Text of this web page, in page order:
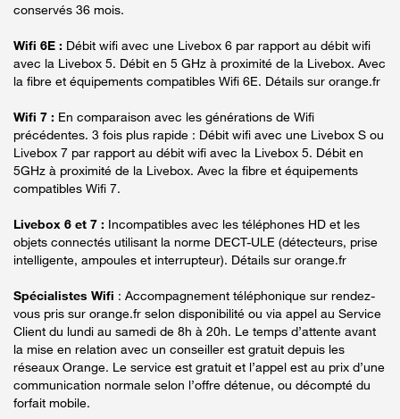
conservés 36 mois.
Wifi 6E : Débit wifi avec une Livebox 6 par rapport au débit wifi
avec la Livebox 5. Débit en 5 GHz à proximité de la Livebox. Avec
la fibre et équipements compatibles Wifi 6E. Détails sur orange.fr
Wifi 7 : En comparaison avec les générations de Wifi
précédentes. 3 fois plus rapide : Débit wifi avec une Livebox S ou
Livebox 7 par rapport au débit wifi avec la Livebox 5. Débit en
5GHz à proximité de la Livebox. Avec la fibre et équipements
compatibles Wifi 7.
Livebox 6 et 7 : Incompatibles avec les téléphones HD et les
objets connectés utilisant la norme DECT-ULE (détecteurs, prise
intelligente, ampoules et interrupteur). Détails sur orange.fr
Spécialistes Wifi : Accompagnement téléphonique sur rendez-
vous pris sur orange.fr selon disponibilité ou via appel au Service
Client du lundi au samedi de 8h à 20h. Le temps d’attente avant
la mise en relation avec un conseiller est gratuit depuis les
réseaux Orange. Le service est gratuit et l’appel est au prix d’une
communication normale selon l’offre détenue, ou décompté du
forfait mobile.